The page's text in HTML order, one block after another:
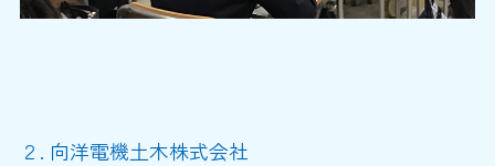
２. 向洋電機土木株式会社